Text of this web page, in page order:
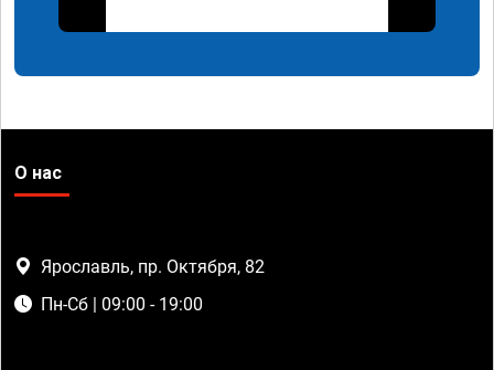
О нас
Ярославль, пр. Октября, 82
Пн-Сб | 09:00 - 19:00